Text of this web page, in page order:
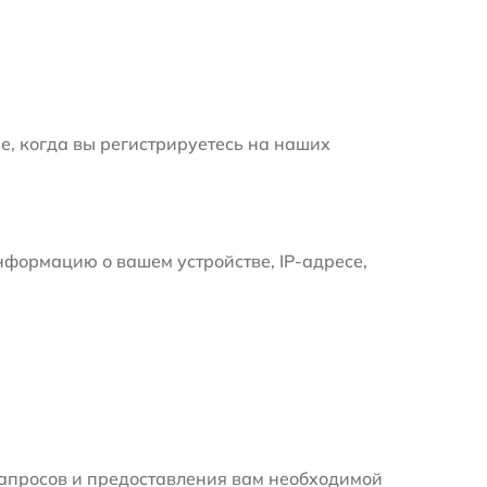
когда вы регистрируетесь на наших
о вашем устройстве, IP-адресе,
и предоставления вам необходимой